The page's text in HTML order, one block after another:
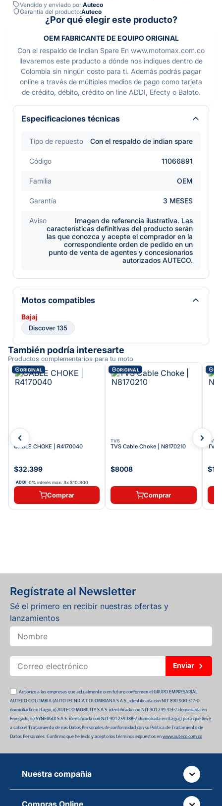
Vendido y enviado por:Auteco
Garantía del producto:Auteco
¿Por qué elegir este producto?
OEM FABRICANTE DE EQUIPO ORIGINAL
Con el respaldo de Indian Spare En www.motomax.com.co
llevaremos este producto a dónde nos indiques dentro de
Colombia sin ningún costo para ti. Además podrás pagar
online a través de múltiples medios de pago como tarjeta
de crédito, débito, crédito on line ADDI, Efecty o Baloto.
Especificaciones técnicas
Tipo de repuesto Con el respaldo de indian spare
Código 11066891
Familia OEM
Garantía 3 MESES
Aviso
Imagen de referencia ilustrativa. Las
características definitivas del producto serán
las que conozca y acepte el comprador en la
correspondiente orden de pedido en un
punto de venta de agentes y concesionarios
autorizados AUTECO.
Motos compatibles
Bajaj
Discover 135
También podría interesarte
Productos complementarios para tu moto
ORIGINAL
TVS
CABLE CHOKE | R4170040
$32.399
ADDI 0% interés max. 3x$10.800
Comprar
ORIGINAL
TVS
TVS Cable Choke | N8170210
$8008
Comprar
TVS
TVS
Regístrate al Newsletter
Sé el primero en recibir nuestras ofertas y
lanzamientos
Enviar
Autorizo a las empresas que actualmente o en futuro conformen el GRUPO EMPRESARIAL
AUTECO COLOMBIA (AUTOTECNICA COLOMBIANA S.A.S., identificada con NIT 890.900.317-0
domiciliada en Itagüí, ii) AUTECO MOBILITY S.A.S. identificada con NIT 901.249.413-7 domiciliada en
Envigado, iii) SYNERGIX S.A.S. identificada con NIT 901.259.188-7 domiciliada en Itagüí,) para que lleve
a cabo el Tratamiento de mis Datos Personales de conformidad con su Política de Tratamiento de
Datos Personales. Confirmo que he leído y acepto los términos expuestos enwww.auteco.com.co
Nuestra compañía
Quiénes somos
Compras Online